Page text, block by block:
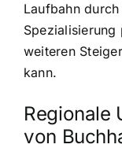
Laufbahn
weiteren
kann.
Regionale
von